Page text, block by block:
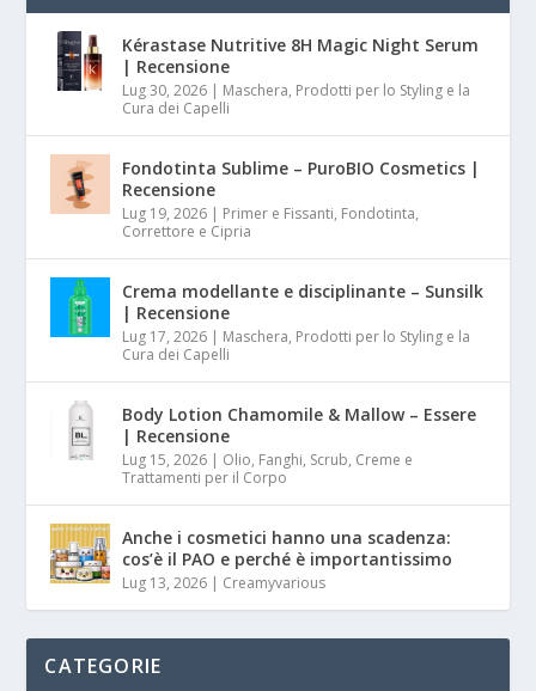
Kérastase Nutritive 8H Magic Night Serum
| Recensione
Lug 30, 2026 | Maschera, Prodotti per lo Styling e la
Cura dei Capelli
Fondotinta Sublime – PuroBIO Cosmetics |
Recensione
Lug 19, 2026 | Primer e Fissanti, Fondotinta,
Correttore e Cipria
Crema modellante e disciplinante – Sunsilk
| Recensione
Lug 17, 2026 | Maschera, Prodotti per lo Styling e la
Cura dei Capelli
Body Lotion Chamomile & Mallow – Essere
| Recensione
Lug 15, 2026 | Olio, Fanghi, Scrub, Creme e
Trattamenti per il Corpo
Anche i cosmetici hanno una scadenza:
cos’è il PAO e perché è importantissimo
Lug 13, 2026 | Creamyvarious
CATEGORIE